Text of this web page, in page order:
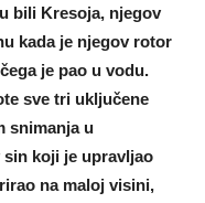
bili Kresoja, njegov
kada je njegov rotor
je pao u vodu.
sve tri uključene
snimanja u
koji je upravljao
na maloj visini,